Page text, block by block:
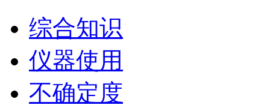
综合知识
仪器使用
不确定度